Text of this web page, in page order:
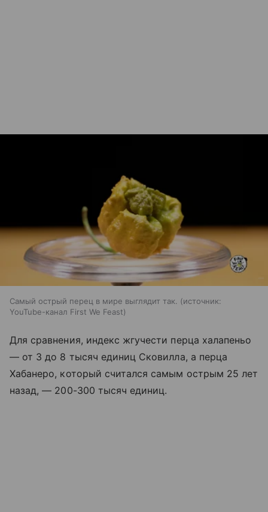
Самый острый перец в мире выглядит так.
источник:
YouTube-канал First We Feast
Для сравнения, индекс жгучести перца халапеньо
— от 3 до 8 тысяч единиц Сковилла, а перца
Хабанеро, который считался самым острым 25 лет
назад, — 200-300 тысяч единиц.